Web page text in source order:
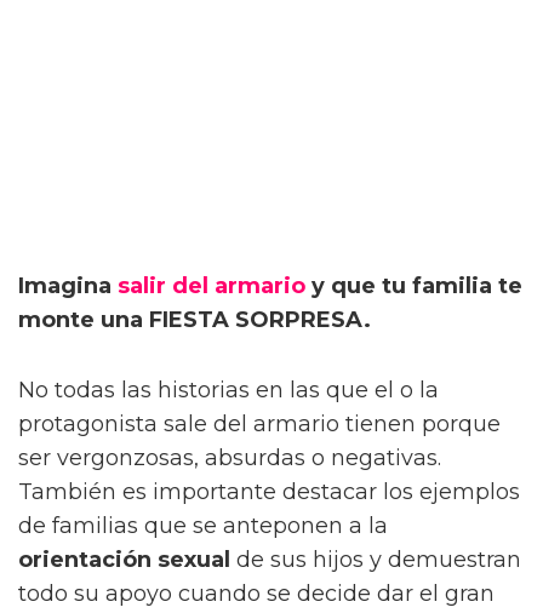
Imagina salir del armario y que tu familia te
monte una FIESTA SORPRESA.
No todas las historias en las que el o la
protagonista sale del armario tienen porque
ser vergonzosas, absurdas o negativas.
También es importante destacar los ejemplos
de familias que se anteponen a la
orientación sexual de sus hijos y demuestran
todo su apoyo cuando se decide dar el gran